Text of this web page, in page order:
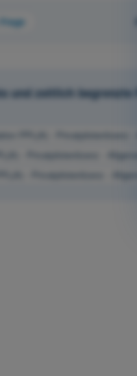
und zeitlich
PPL(A) - Privatpilotenlizenz
- Privatpilotenlizenz -
- Privatpilotenlizenz -